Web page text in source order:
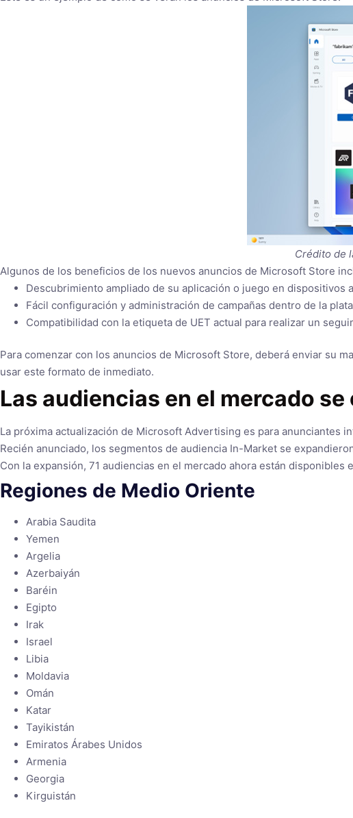
Crédito de
Algunos de los beneficios de los nuevos anuncios de Microsoft Store
Descubrimiento ampliado de su aplicación o juego en dispositivos
Fácil configuración y administración de campañas dentro de la
Compatibilidad con la etiqueta de UET actual para realizar un
Para comenzar con los anuncios de Microsoft Store, deberá enviar su
usar este formato de inmediato.
Las audiencias en el mercado
La próxima actualización de Microsoft Advertising es para anunciantes
Recién anunciado, los segmentos de audiencia In-Market se
Con la expansión, 71 audiencias en el mercado ahora están
Regiones de Medio Oriente
Arabia Saudita
Yemen
Argelia
Azerbaiyán
Baréin
Egipto
Irak
Israel
Libia
Moldavia
Omán
Katar
Tayikistán
Emiratos Árabes Unidos
Armenia
Georgia
Kirguistán